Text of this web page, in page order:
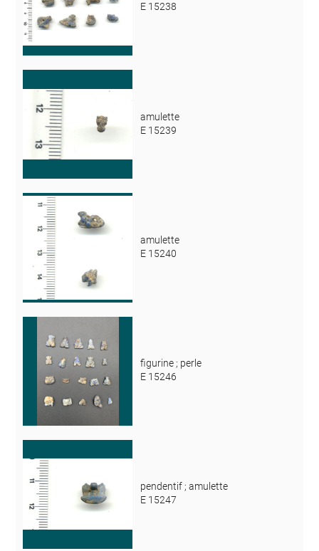
E 15238
amulette
E 15239
amulette
E 15240
figurine ; perle
E 15246
pendentif ; amulette
E 15247